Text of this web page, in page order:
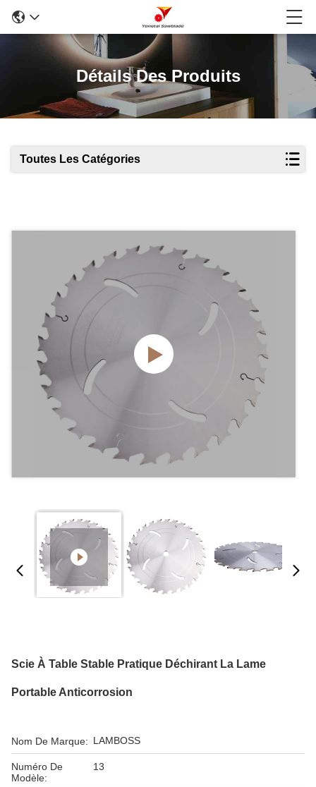
Détails Des Produits
Toutes Les Catégories
Scie À Table Stable Pratique Déchirant La Lame
Portable Anticorrosion
Nom De Marque: LAMBOSS
Numéro De
Modèle:
13